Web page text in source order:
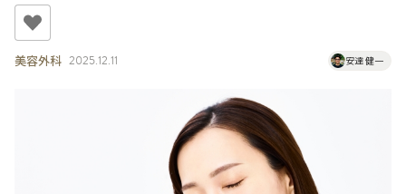
美容外科 2025.12.11 安達 健一